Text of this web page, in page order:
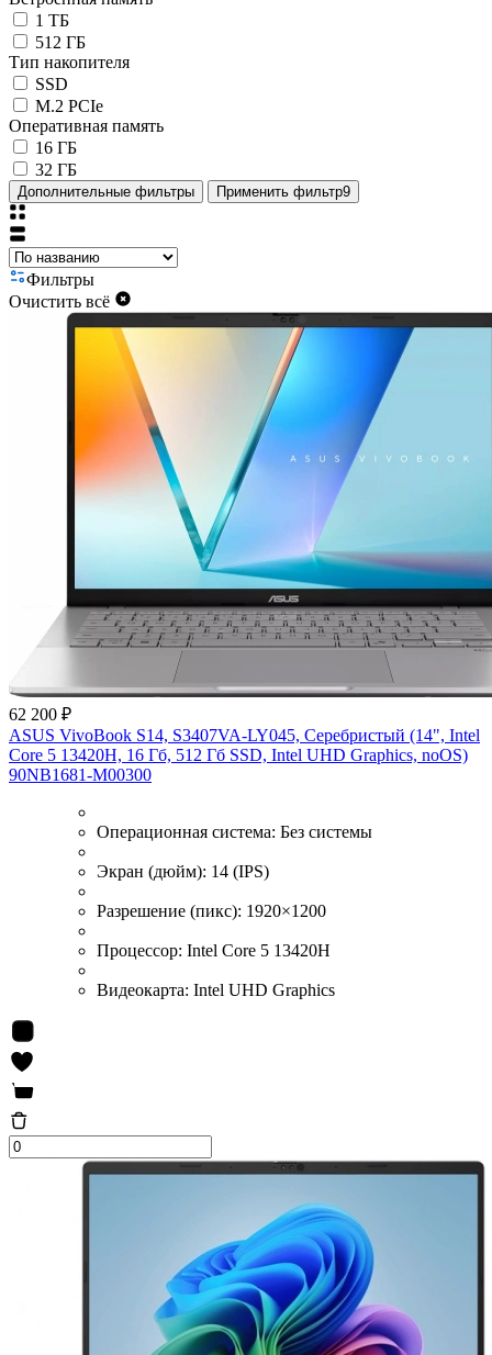
1 ТБ
512 ГБ
Тип накопителя
SSD
M.2 PCIe
Оперативная память
16 ГБ
32 ГБ
Дополнительные фильтры Применить фильтр9
Фильтры
Очистить всё
62 200 ₽
ASUS VivoBook S14, S3407VA-LY045, Серебристый (14", Intel
Core 5 13420H, 16 Гб, 512 Гб SSD, Intel UHD Graphics, noOS)
90NB1681-M00300
Операционная система: Без системы
Экран (дюйм): 14 (IPS)
Разрешение (пикс): 1920×1200
Процессор: Intel Core 5 13420H
Видеокарта: Intel UHD Graphics